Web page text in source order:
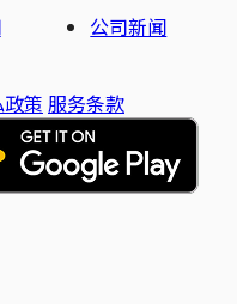
公司新闻
策 服务条款